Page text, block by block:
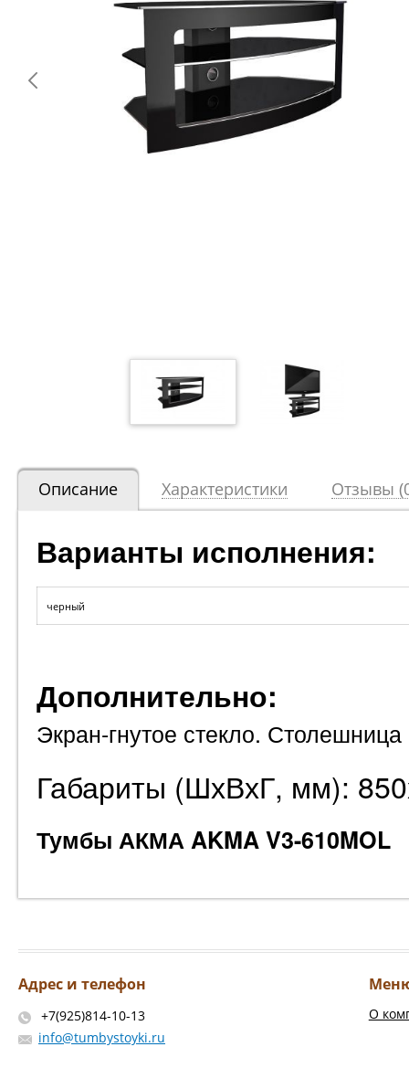
Описание Характеристики Отзывы
Варианты исполнения:
черный
Дополнительно:
Экран-гнутое стекло.
Габариты (ШхВхГ, мм):
Тумбы АКМА AKMA V3-610MOL
Адрес и телефон
+7(925)814-10-13
info@tumbystoyki.ru
О